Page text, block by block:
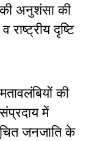
अनुशंसा की
दृष्टि
की
में
जनजाति के